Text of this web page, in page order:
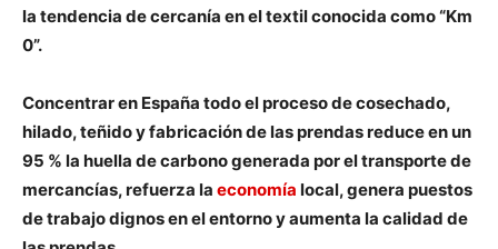
la tendencia de cercanía en el textil conocida como “Km
0”.
Concentrar en España todo el proceso de cosechado,
hilado, teñido y fabricación de las prendas reduce en un
95 % la huella de carbono generada por el transporte de
mercancías, refuerza la economía local, genera puestos
de trabajo dignos en el entorno y aumenta la calidad de